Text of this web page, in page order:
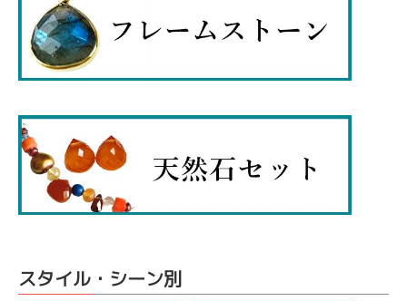
スタイル・シーン別